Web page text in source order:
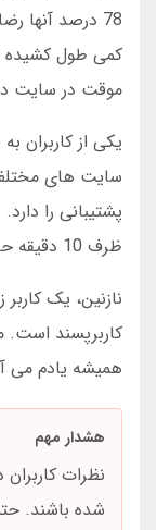
موقت در سایت
یکی از
سایت های مختلف
ظرف 10 دقیقه حل شد.”
نازنین، یک کاربر
کاربرپسند است.
همیشه یادم می
هشدار مهم
نظرات
شده باشند.